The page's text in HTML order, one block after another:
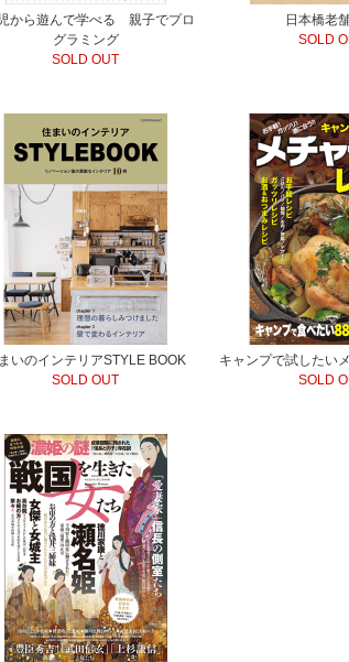
から遊んで学べる 親子でプロ
グラミング
SOLD OUT
日本橋老
SOLD
いのインテリアSTYLE BOOK
SOLD OUT
キャンプで試したい
SOLD